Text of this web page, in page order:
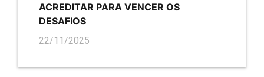
ACREDITAR PARA VENCER OS
DESAFIOS
22/11/2025